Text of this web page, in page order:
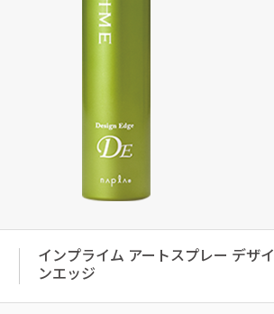
インプライム アートスプレー デザイ
ンエッジ